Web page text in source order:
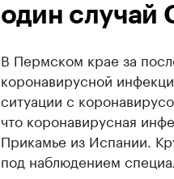
один случай
В Пермском крае за
коронавирусной
ситуации с
что коронавирусная
Прикамье из Испании.
под наблюдением